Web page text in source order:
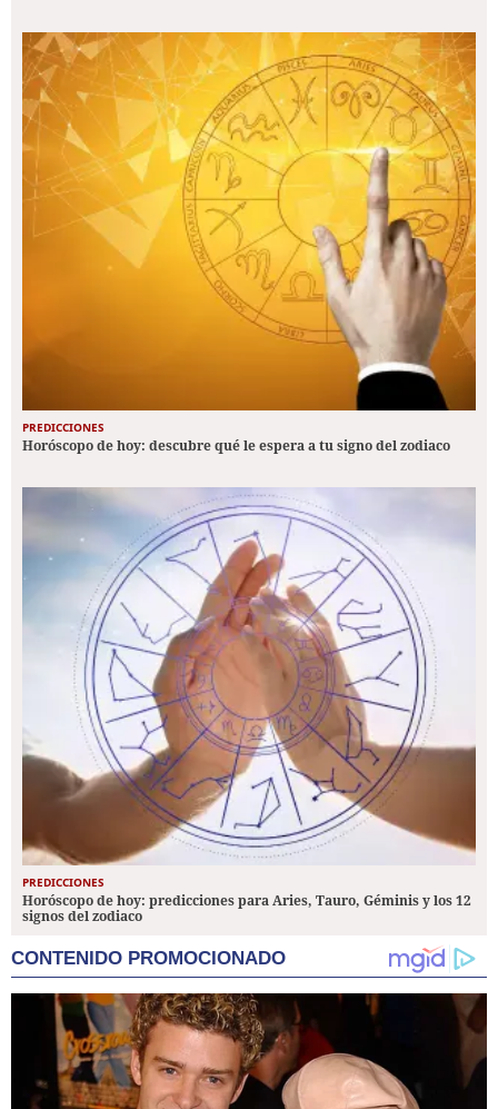
PREDICCIONES
Horóscopo de hoy: descubre qué le espera a tu signo del zodiaco
PREDICCIONES
Horóscopo de hoy: predicciones para Aries, Tauro, Géminis y los 12
signos del zodiaco
CONTENIDO PROMOCIONADO